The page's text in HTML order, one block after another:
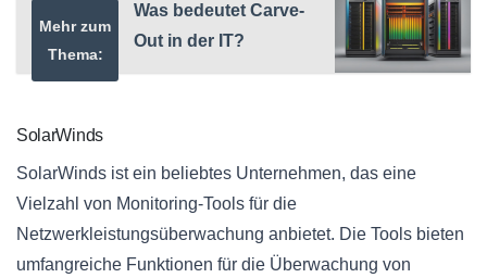
Mehr zum
Thema:
Was bedeutet Carve-
Out in der IT?
SolarWinds
SolarWinds ist ein beliebtes Unternehmen, das eine
Vielzahl von Monitoring-Tools für die
Netzwerkleistungsüberwachung anbietet. Die Tools bieten
umfangreiche Funktionen für die Überwachung von